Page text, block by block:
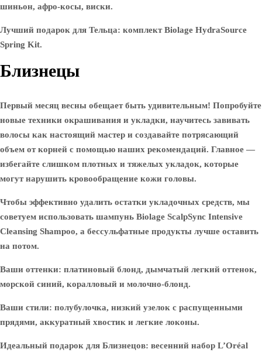
шиньон, афро-косы, виски.
Лучший подарок для Тельца: комплект Biolage HydraSource
Spring Kit.
Близнецы
Первый месяц весны обещает быть удивительным! Попробуйте
новые техники окрашивания и укладки, научитесь завивать
волосы как настоящий мастер и создавайте потрясающий
объем от корней с помощью наших рекомендаций. Главное —
избегайте слишком плотных и тяжелых укладок, которые
могут нарушить кровообращение кожи головы.
Чтобы эффективно удалить остатки укладочных средств, мы
советуем использовать шампунь Biolage ScalpSync Intensive
Cleansing Shampoo, а бессульфатные продукты лучше оставить
на потом.
Ваши оттенки: платиновый блонд, дымчатый легкий оттенок,
морской синий, коралловый и молочно-блонд.
Ваши стили: полубулочка, низкий узелок с распущенными
прядями, аккуратный хвостик и легкие локоны.
Идеальный подарок для Близнецов: весенний набор L’Oréal